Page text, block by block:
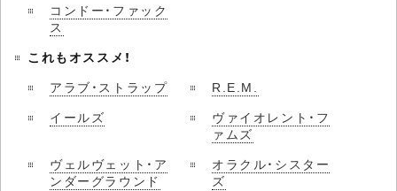
コンドー・ファック
ス
これもオススメ！
アラブ・ストラップ
R.E.M.
イールズ
ヴァイオレント・フ
ァムズ
ヴェルヴェット・ア
ンダーグラウンド
オラクル・シスター
ズ